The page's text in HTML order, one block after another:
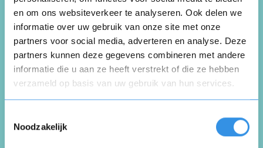
en om ons websiteverkeer te analyseren. Ook delen we
informatie over uw gebruik van onze site met onze
partners voor social media, adverteren en analyse. Deze
partners kunnen deze gegevens combineren met andere
informatie die u aan ze heeft verstrekt of die ze hebben
verzameld op basis van uw gebruik van hun services.
Noodzakelijk
Schrijf een review over
Palastra sportverzorging
Schrijf een review